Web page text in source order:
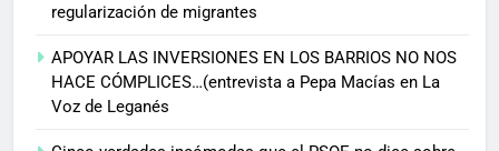
regularización de migrantes
APOYAR LAS INVERSIONES EN LOS BARRIOS NO NOS
HACE CÓMPLICES…(entrevista a Pepa Macías en La
Voz de Leganés